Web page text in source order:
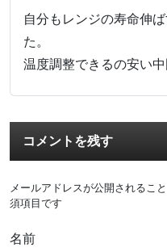
自分もレンジの寿命伸
た。
温度調整できるの安い中
コメントを残す
メールアドレスが公開されること
須項目です
名前